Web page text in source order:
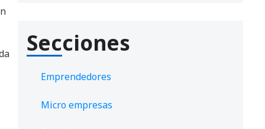
Secciones
Emprendedores
Micro empresas